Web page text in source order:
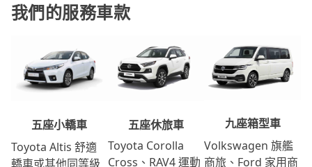
我們的服務車款
五座小轎車
Toyota Altis 舒適
轎車或其他同等級
五座休旅車
Toyota Corolla
Cross、RAV4 運動
九座箱型車
Volkswagen 旗艦
商旅、Ford 家用商